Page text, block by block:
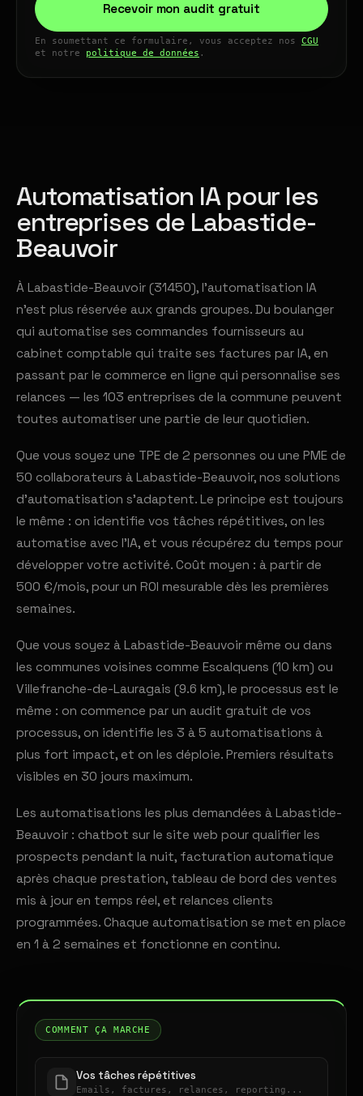
Recevoir mon audit gratuit
En soumettant ce formulaire, vous acceptez nos CGU
et notre politique de données .
Automatisation IA pour les
entreprises de Labastide-
Beauvoir
À Labastide-Beauvoir (31450), l'automatisation IA
n'est plus réservée aux grands groupes. Du boulanger
qui automatise ses commandes fournisseurs au
cabinet comptable qui traite ses factures par IA, en
passant par le commerce en ligne qui personnalise ses
relances — les 103 entreprises de la commune peuvent
toutes automatiser une partie de leur quotidien.
Que vous soyez une TPE de 2 personnes ou une PME de
50 collaborateurs à Labastide-Beauvoir, nos solutions
d'automatisation s'adaptent. Le principe est toujours
le même : on identifie vos tâches répétitives, on les
automatise avec l'IA, et vous récupérez du temps pour
développer votre activité. Coût moyen : à partir de
500 €/mois, pour un ROI mesurable dès les premières
semaines.
Que vous soyez à Labastide-Beauvoir même ou dans
les communes voisines comme Escalquens (10 km) ou
Villefranche-de-Lauragais (9.6 km), le processus est le
même : on commence par un audit gratuit de vos
processus, on identifie les 3 à 5 automatisations à
plus fort impact, et on les déploie. Premiers résultats
visibles en 30 jours maximum.
Les automatisations les plus demandées à Labastide-
Beauvoir : chatbot sur le site web pour qualifier les
prospects pendant la nuit, facturation automatique
après chaque prestation, tableau de bord des ventes
mis à jour en temps réel, et relances clients
programmées. Chaque automatisation se met en place
en 1 à 2 semaines et fonctionne en continu.
COMMENT ÇA MARCHE
Vos tâches répétitives
Emails, factures, relances, reporting...